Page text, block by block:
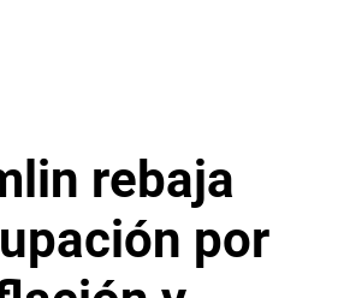
rebaja
por